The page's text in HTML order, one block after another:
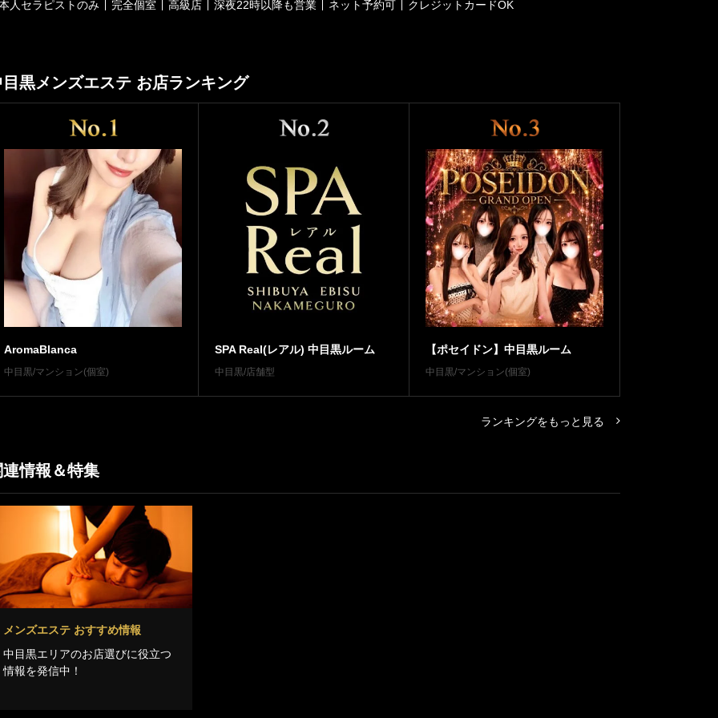
人セラピストのみ 完全個室 高級店 深夜22時以降も営業 ネット予約可 クレジットカードOK
目黒メンズエステ お店ランキング
AromaBlanca
中目黒/マンション(個室)
SPA Real(レアル) 中目黒ルーム
中目黒/店舗型
【ポセイドン】中目黒ルーム
中目黒/マンション(個室)
ランキングをもっと見る
連情報＆特集
メンズエステ おすすめ情報
中目黒エリアのお店選びに役立つ
情報を発信中！